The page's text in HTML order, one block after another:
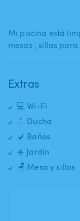
Mi piscina está
mesas ​,​ sillas
Extras
💻 Wi-Fi
🚿 Ducha
🚽 Baños
☀️ Jardín
🪑 Mesa y sillas